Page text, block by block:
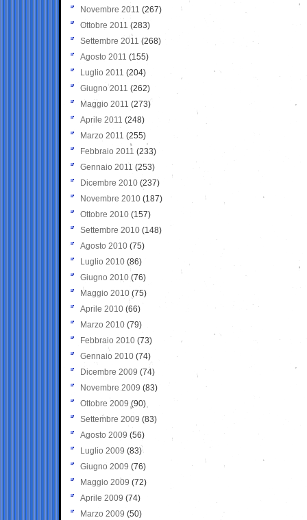
Novembre 2011 (267)
Ottobre 2011 (283)
Settembre 2011 (268)
Agosto 2011 (155)
Luglio 2011 (204)
Giugno 2011 (262)
Maggio 2011 (273)
Aprile 2011 (248)
Marzo 2011 (255)
Febbraio 2011 (233)
Gennaio 2011 (253)
Dicembre 2010 (237)
Novembre 2010 (187)
Ottobre 2010 (157)
Settembre 2010 (148)
Agosto 2010 (75)
Luglio 2010 (86)
Giugno 2010 (76)
Maggio 2010 (75)
Aprile 2010 (66)
Marzo 2010 (79)
Febbraio 2010 (73)
Gennaio 2010 (74)
Dicembre 2009 (74)
Novembre 2009 (83)
Ottobre 2009 (90)
Settembre 2009 (83)
Agosto 2009 (56)
Luglio 2009 (83)
Giugno 2009 (76)
Maggio 2009 (72)
Aprile 2009 (74)
Marzo 2009 (50)